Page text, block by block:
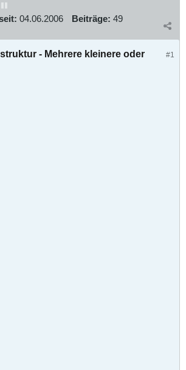
04.06.2006 Beiträge: 49
#1
- Mehrere kleinere oder